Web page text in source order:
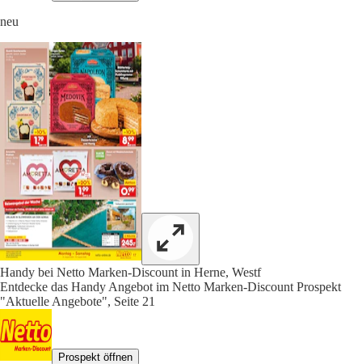
neu
Handy bei Netto Marken-Discount in Herne, Westf
Entdecke das Handy Angebot im Netto Marken-Discount Prospekt
"Aktuelle Angebote", Seite 21
Prospekt öffnen